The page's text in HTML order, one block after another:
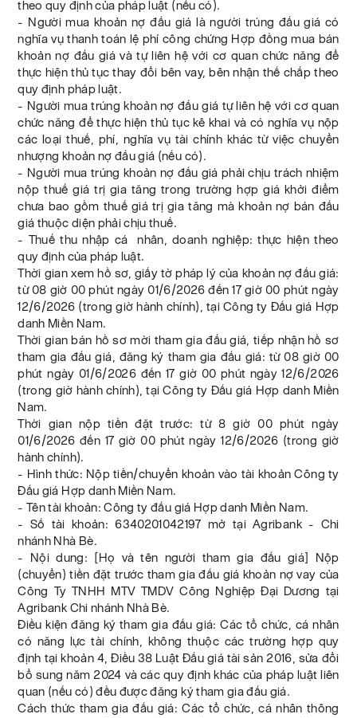
theo quy định của pháp luật (nếu có).
- Người mua khoản nợ đấu giá là người trúng đấu giá có
nghĩa vụ thanh toán lệ phí công chứng Hợp đồng mua bán
khoản nợ đấu giá và tự liên hệ với cơ quan chức năng để
thực hiện thủ tục thay đổi bên vay, bên nhận thế chấp theo
quy định pháp luật.
- Người mua trúng khoản nợ đấu giá tự liên hệ với cơ quan
chức năng để thực hiện thủ tục kê khai và có nghĩa vụ nộp
các loại thuế, phí, nghĩa vụ tài chính khác từ việc chuyển
nhượng khoản nợ đấu giá (nếu có).
- Người mua trúng khoản nợ đấu giá phải chịu trách nhiệm
nộp thuế giá trị gia tăng trong trường hợp giá khởi điểm
chưa bao gồm thuế giá trị gia tăng mà khoản nợ bán đấu
giá thuộc diện phải chịu thuế.
- Thuế thu nhập cá nhân, doanh nghiệp: thực hiện theo
quy định của pháp luật.
Thời gian xem hồ sơ, giấy tờ pháp lý của khoản nợ đấu giá:
từ 08 giờ 00 phút ngày 01/6/2026 đến 17 giờ 00 phút ngày
12/6/2026 (trong giờ hành chính), tại Công ty Đấu giá Hợp
danh Miền Nam.
Thời gian bán hồ sơ mời tham gia đấu giá, tiếp nhận hồ sơ
tham gia đấu giá, đăng ký tham gia đấu giá: từ 08 giờ 00
phút ngày 01/6/2026 đến 17 giờ 00 phút ngày 12/6/2026
(trong giờ hành chính), tại Công ty Đấu giá Hợp danh Miền
Nam.
Thời gian nộp tiền đặt trước: từ 8 giờ 00 phút ngày
01/6/2026 đến 17 giờ 00 phút ngày 12/6/2026 (trong giờ
hành chính).
- Hình thức: Nộp tiền/chuyển khoản vào tài khoản Công ty
Đấu giá Hợp danh Miền Nam.
- Tên tài khoản: Công ty đấu giá Hợp danh Miền Nam.
- Số tài khoản: 6340201042197 mở tại Agribank - Chi
nhánh Nhà Bè.
- Nội dung: [Họ và tên người tham gia đấu giá] Nộp
(chuyển) tiền đặt trước tham gia đấu giá khoản nợ vay của
Công Ty TNHH MTV TMDV Công Nghiệp Đại Dương tại
Agribank Chi nhánh Nhà Bè.
Điều kiện đăng ký tham gia đấu giá: Các tổ chức, cá nhân
có năng lực tài chính, không thuộc các trường hợp quy
định tại khoản 4, Điều 38 Luật Đấu giá tài sản 2016, sửa đổi
bổ sung năm 2024 và các quy định khác của pháp luật liên
quan (nếu có) đều được đăng ký tham gia đấu giá.
Cách thức tham gia đấu giá: Các tổ chức, cá nhân thông